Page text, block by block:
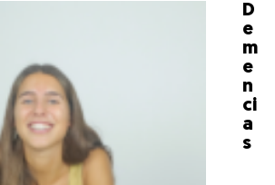
D
e
m
e
n
ci
a
s